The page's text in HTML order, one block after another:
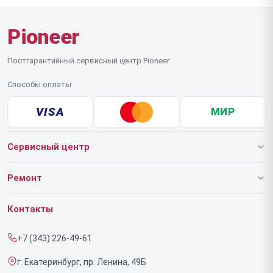
Pioneer
Постгарантийный сервисный центр Pioneer
Способы оплаты
VISA МИР
Сервисный центр
О нашем сервисе
Срочный ремонт
Доставка и способы оплаты
Ремонт
Роботов-пылесосов
Контакты
+7 (343) 226-49-61
г. Екатеринбург, пр. Ленина, 49Б